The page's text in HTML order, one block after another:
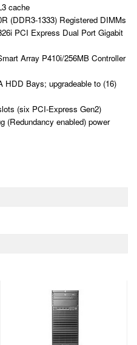
cache
(DDR3-1333) Registered DIMMs
PCI Express Dual Port Gigabit
Array P410i/256MB Controller
HDD Bays; upgradeable to (16)
(six PCI-Express Gen2)
(Redundancy enabled) power